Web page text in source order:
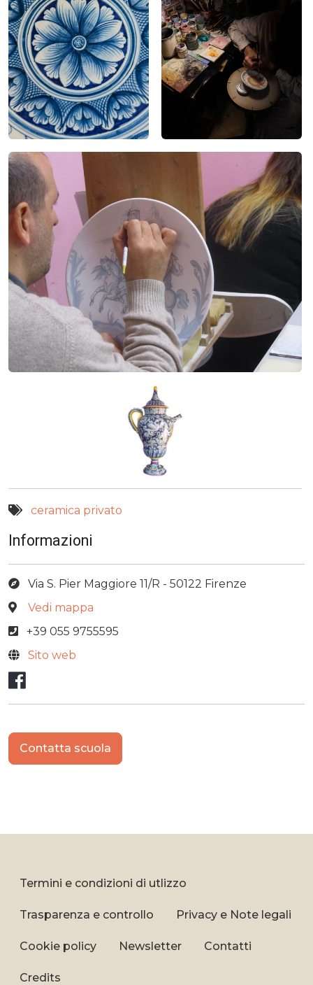
ceramica privato
Informazioni
Via S. Pier Maggiore 11/R - 50122 Firenze
Vedi mappa
+39 055 9755595
Sito web
Facebook
Contatta scuola
Termini e condizioni di utlizzo
Trasparenza e controllo Privacy e Note legali
Cookie policy Newsletter Contatti
Credits